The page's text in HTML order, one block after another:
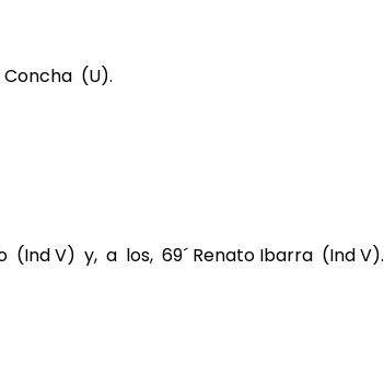
Concha (U).
(Ind V) y, a los, 69´ Renato Ibarra (Ind V).